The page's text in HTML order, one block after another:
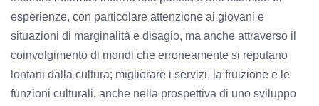
esperienze, con particolare attenzione ai giovani e
situazioni di marginalità e disagio, ma anche attraverso il
coinvolgimento di mondi che erroneamente si reputano
lontani dalla cultura; migliorare i servizi, la fruizione e le
funzioni culturali, anche nella prospettiva di uno sviluppo